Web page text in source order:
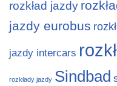
rozkład jazdy
jazdy eurobus
jazdy intercars
rozkłady jazdy Sindbad